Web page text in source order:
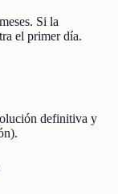
Si la
el primer día.
definitiva y